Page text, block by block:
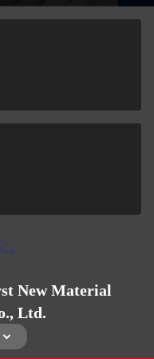
New Material
Ltd.